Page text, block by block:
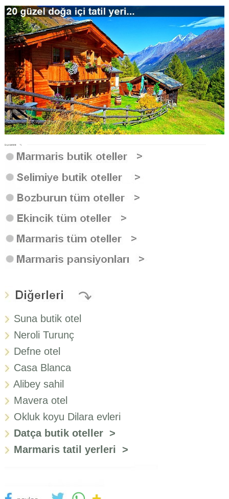
Suna butik otel
Neroli Turunç
Defne otel
Casa Blanca
Alibey sahil
Mavera otel
Okluk koyu Dilara evleri
Datça butik oteller >
Marmaris tatil yerleri >